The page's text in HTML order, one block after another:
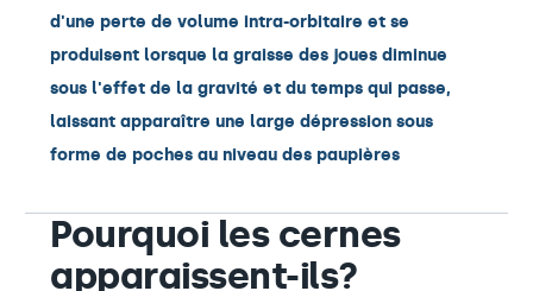
d'une perte de volume intra-orbitaire et se
produisent lorsque la graisse des joues diminue
sous l'effet de la gravité et du temps qui passe,
laissant apparaître une large dépression sous
forme de poches au niveau des paupières
Pourquoi les cernes
apparaissent-ils?